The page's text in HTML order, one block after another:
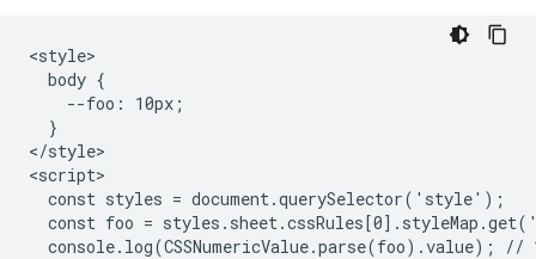
<style>
  body {
    --foo: 10px;
  }
</style>
<script>
  const styles = document.querySelector('style');
const foo =
console.log(CSSNumericValue.parse(foo).value); //